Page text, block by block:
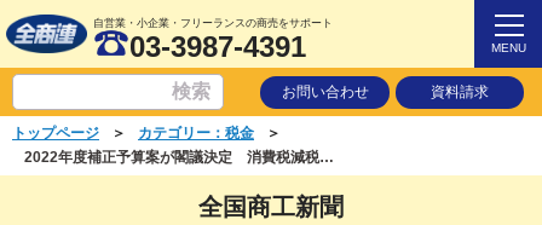
自営業・小企業・フリーランスの商売をサポート
03-3987-4391 MENU
お問い合わせ 資料請求
トップページ ＞ カテゴリー：税金
＞
2022年度補正予算案が閣議決定 消費税減税で即効性ある対策を
全国商工新聞